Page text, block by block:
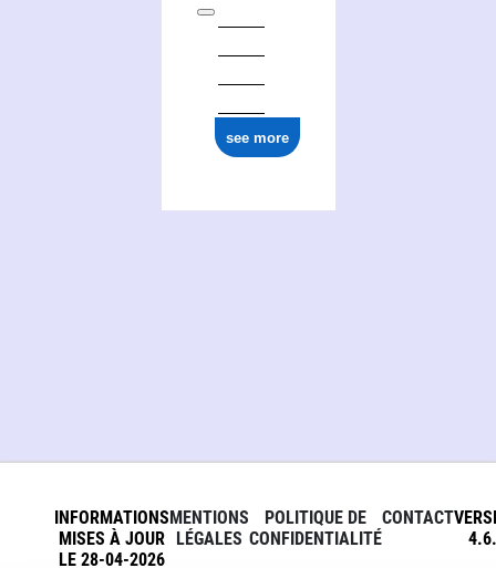
see more
INFORMATIONS
MISES À JOUR
LE 28-04-2026
MENTIONS
LÉGALES
POLITIQUE DE
CONFIDENTIALITÉ
CONTACT